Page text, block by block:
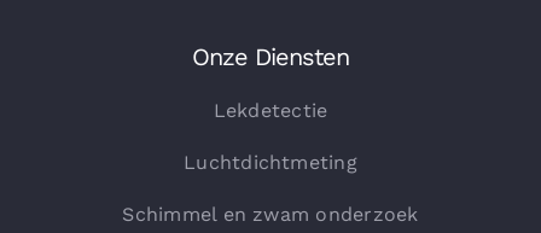
Onze Diensten
Lekdetectie
Luchtdichtmeting
Schimmel en zwam onderzoek